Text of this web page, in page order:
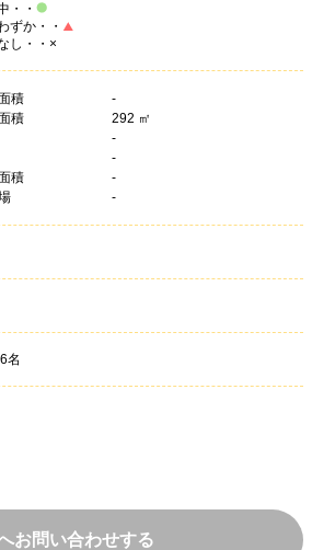
・・
ずか・・
し・・×
積
-
積
292 ㎡
-
-
積
-
-
名
お問い合わせする